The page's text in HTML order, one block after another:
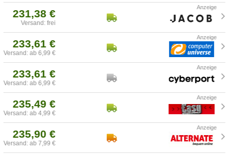
231,38 €
Versand: frei
233,61 €
Versand: ab 6,99 €
233,61 €
Versand: ab 6,99 €
235,49 €
Versand: ab 4,99 €
235,90 €
Versand: ab 7,99 €